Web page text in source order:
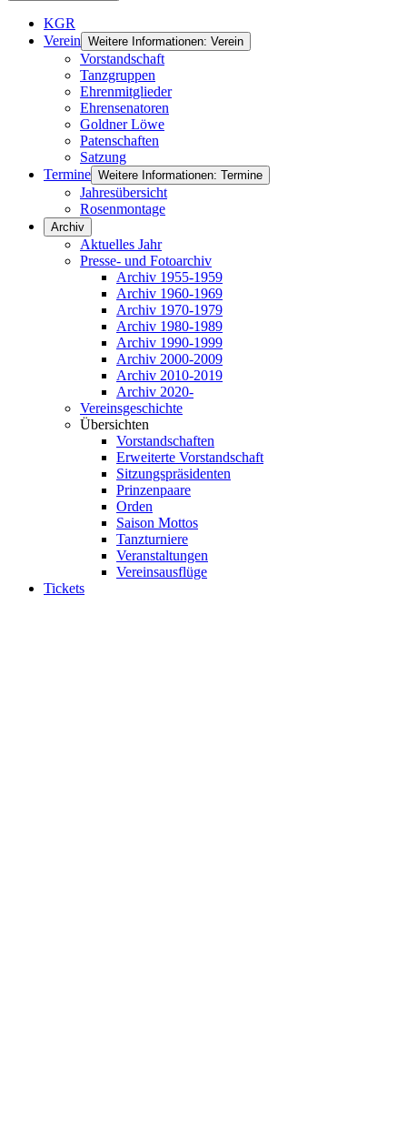
KGR
Verein Weitere Informationen: Verein
Vorstandschaft
Tanzgruppen
Ehrenmitglieder
Ehrensenatoren
Goldner Löwe
Patenschaften
Satzung
Termine Weitere Informationen: Termine
Jahresübersicht
Rosenmontage
Archiv
Aktuelles Jahr
Presse- und Fotoarchiv
Archiv 1955-1959
Archiv 1960-1969
Archiv 1970-1979
Archiv 1980-1989
Archiv 1990-1999
Archiv 2000-2009
Archiv 2010-2019
Archiv 2020-
Vereinsgeschichte
Übersichten
Vorstandschaften
Erweiterte Vorstandschaft
Sitzungspräsidenten
Prinzenpaare
Orden
Saison Mottos
Tanzturniere
Veranstaltungen
Vereinsausflüge
Tickets